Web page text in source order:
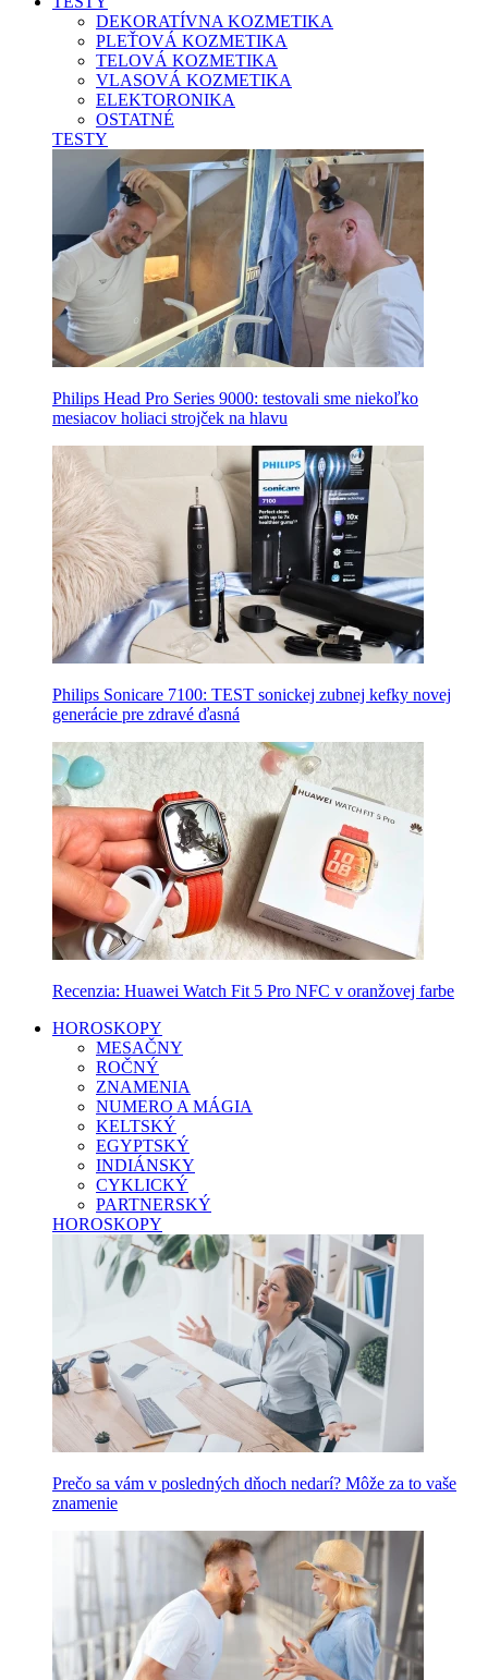
DEKORATÍVNA KOZMETIKA
PLEŤOVÁ KOZMETIKA
TELOVÁ KOZMETIKA
VLASOVÁ KOZMETIKA
ELEKTORONIKA
OSTATNÉ
TESTY
Philips Head Pro Series 9000: testovali sme niekoľko
mesiacov holiaci strojček na hlavu
Philips Sonicare 7100: TEST sonickej zubnej kefky novej
generácie pre zdravé ďasná
Recenzia: Huawei Watch Fit 5 Pro NFC v oranžovej farbe
HOROSKOPY
MESAČNY
ROČNÝ
ZNAMENIA
NUMERO A MÁGIA
KELTSKÝ
EGYPTSKÝ
INDIÁNSKY
CYKLICKÝ
PARTNERSKÝ
HOROSKOPY
Prečo sa vám v posledných dňoch nedarí? Môže za to vaše
znamenie